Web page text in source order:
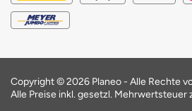
Copyright © 2026 Planeo - Alle Rechte
Alle Preise inkl. gesetzl. Mehrwertsteuer